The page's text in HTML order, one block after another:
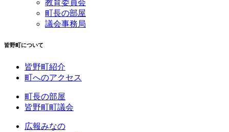
教育委員会
町長の部屋
議会事務局
皆野町について
皆野町紹介
町へのアクセス
町長の部屋
皆野町町議会
広報みなの